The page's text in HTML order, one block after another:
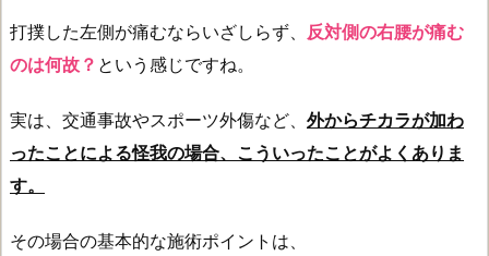
打撲した左側が痛むならいざしらず、 反対側の右腰が痛む
のは何故？ という感じですね。
実は、交通事故やスポーツ外傷など、 外からチカラが加わ
ったことによる怪我の場合、こういったことがよくありま
す。
その場合の基本的な施術ポイントは、